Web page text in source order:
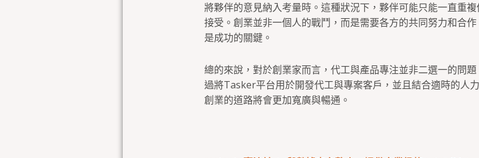
將夥伴的意見納入考量時。這種狀況下，夥伴可能只能一直重
接受。創業並非一個人的戰鬥，而是需要各方的共同努力和合
是成功的關鍵。
總的來說，對於創業家而言，代工與產品專注並非二選一的問
過將Tasker平台用於開發代工與專案客戶，並且結合適時的人
創業的道路將會更加寬廣與暢通。